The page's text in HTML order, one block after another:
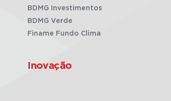
BDMG Investimentos
BDMG Verde
Finame Fundo Clima
Inovação